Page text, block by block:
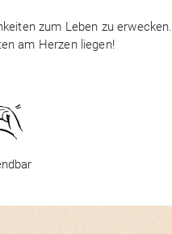
zum Leben zu erwecken.
am Herzen liegen!